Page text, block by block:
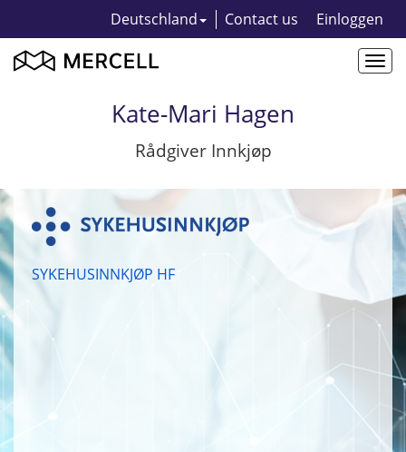
Deutschland Contact us Einloggen
Kate-Mari Hagen
Rådgiver Innkjøp
SYKEHUSINNKJØP HF